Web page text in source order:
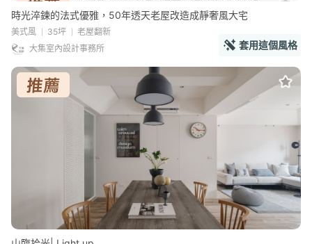
時光淬鍊的法式優雅，50年透天老屋改造成靜奢風大宅
美式風 35坪
老屋翻新
大集室內設計事務所
套用這個風格